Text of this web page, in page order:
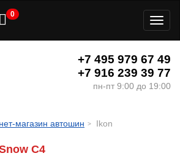
0
+7 495 979 67 49
+7 916 239 39 77
пн-пт 9:00 до 19:00
магазин автошин Ikon
C4